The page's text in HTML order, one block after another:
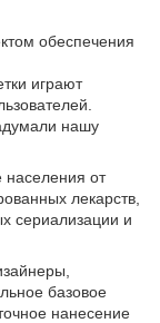
обеспечения
играют
нашу
от
лекарств,
сериализации и
базовое
нанесение